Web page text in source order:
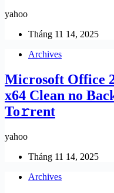
yahoo
Tháng 11 14, 2025
Archives
Microsoft Office
x64 Clean no
To𝚛rent
yahoo
Tháng 11 14, 2025
Archives